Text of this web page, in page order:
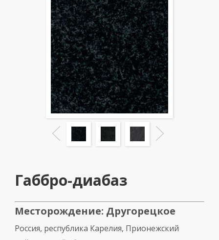
Габбро-диабаз
Месторождение: Другорецкое
Россия, республика Карелия, Прионежский